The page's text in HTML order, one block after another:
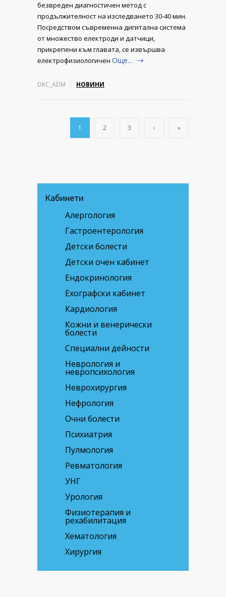
безвреден диагностичен метод с
продължителност на изследването 30-40 мин.
Посредством съвременна дигитална система
от множество електроди и датчици,
прикрепени към главата, се извършва
електрофизиологичен Още...
DKC_ADM НОВИНИ
1 2 3 › »
Кабинети
Алергология
Гастроентерология
Детски болести
Детски очен кабинет
Ендокринология
Ехографски кабинет
Кардиология
Кожни и венерически
болести
Специални дейности
Неврология и
невропсихология
Неврохирургия
Нефрология
Очни болести
Психиатрия
Пулмология
Ревматология
УНГ
Урология
Физиотерапия и
рехабилитация
Хематология
Хирургия